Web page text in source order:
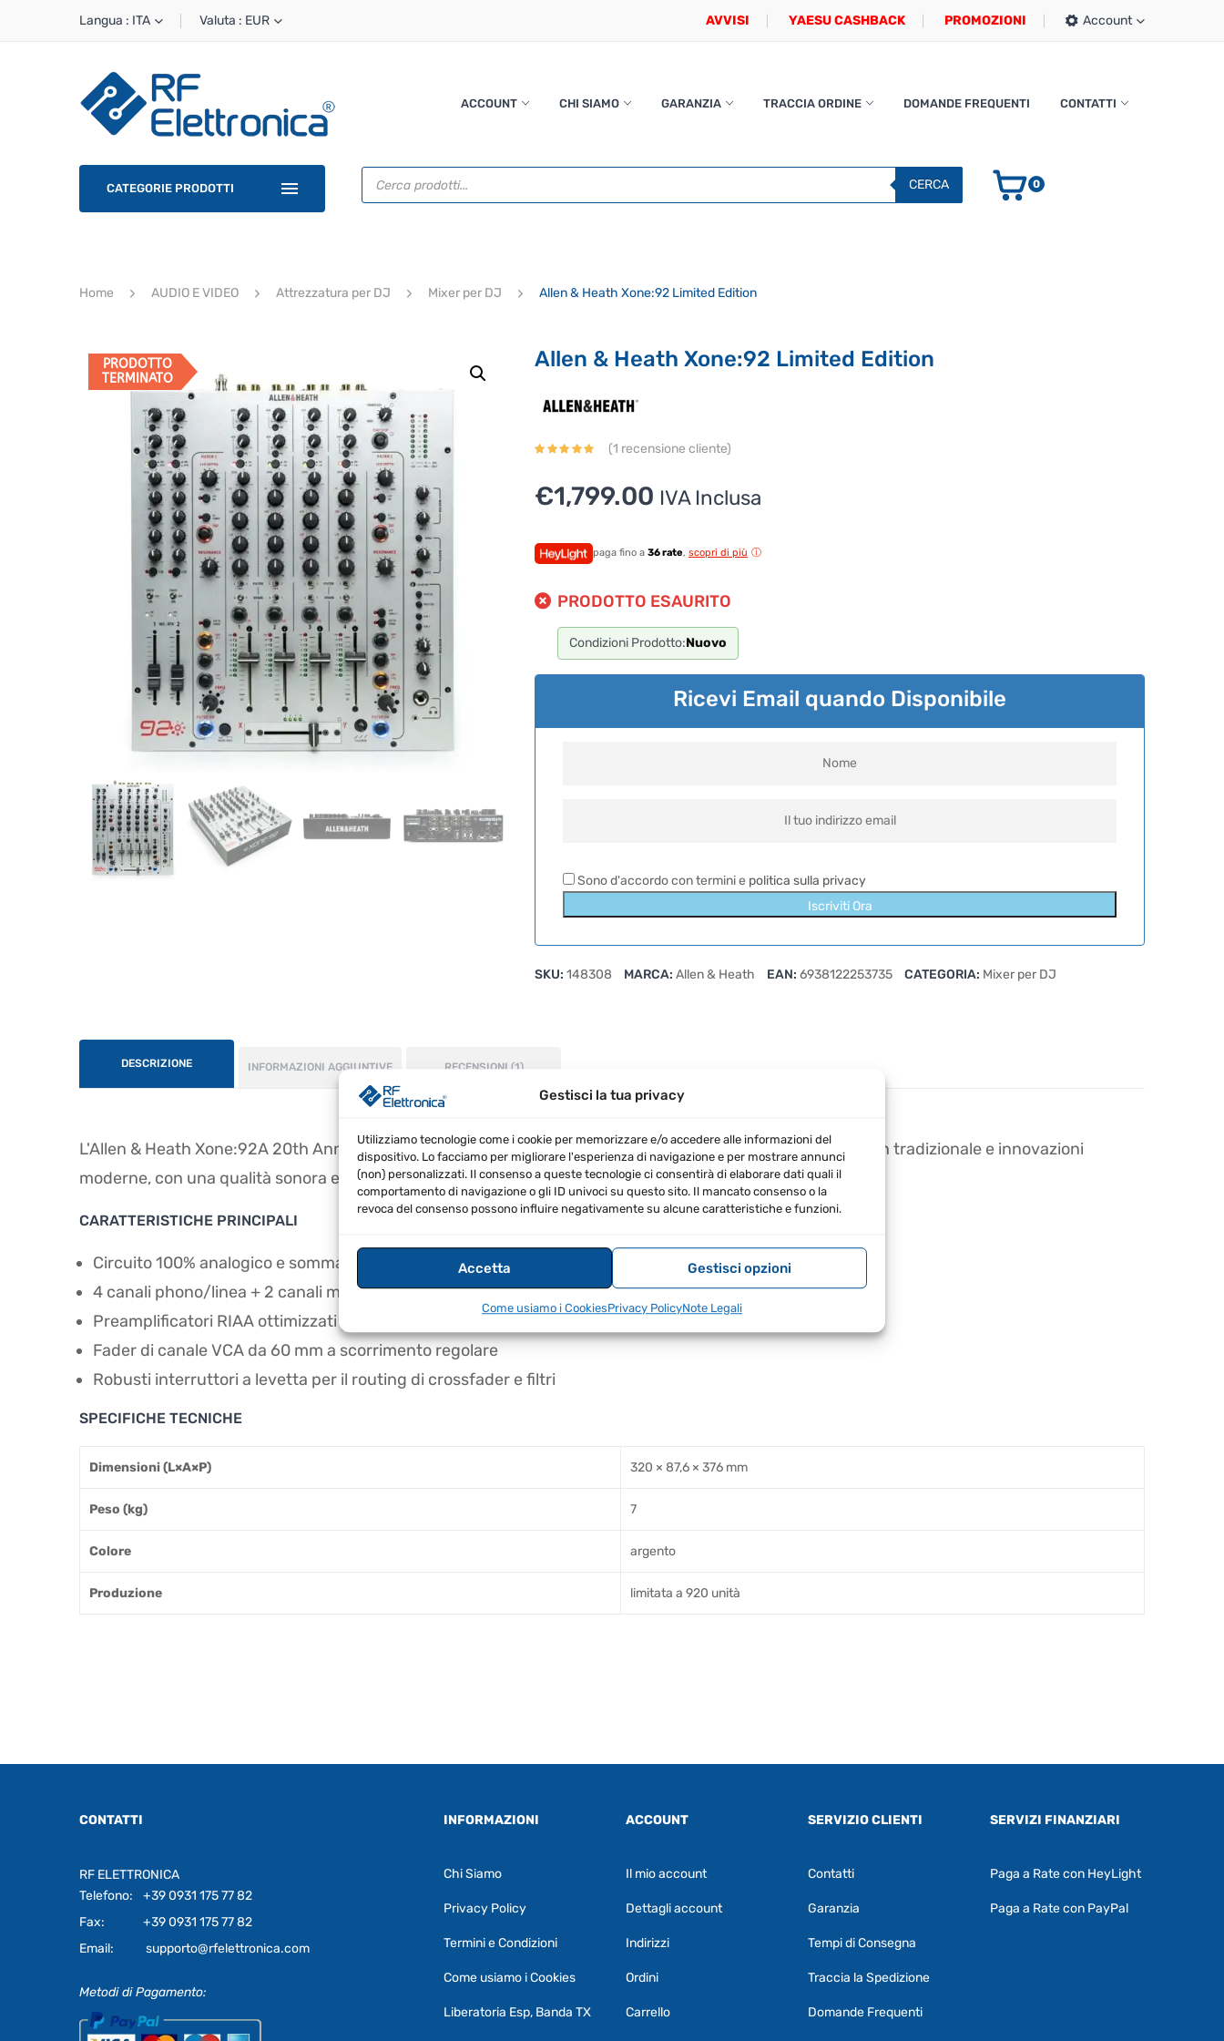
Gestisci la tua privacy
Utilizziamo tecnologie come i cookie per memorizzare e/o accedere alle informazioni del
dispositivo. Lo facciamo per migliorare l'esperienza di navigazione e per mostrare annunci
(non) personalizzati. Il consenso a queste tecnologie ci consentirà di elaborare dati quali il
comportamento di navigazione o gli ID univoci su questo sito. Il mancato consenso o la
revoca del consenso possono influire negativamente su alcune caratteristiche e funzioni.
Accetta Gestisci opzioni
Come usiamo i CookiesPrivacy PolicyNote Legali
Langua : ITA Valuta : EUR AVVISI YAESU CASHBACK PROMOZIONI Account
ACCOUNT CHI SIAMO GARANZIA TRACCIA ORDINE DOMANDE FREQUENTI CONTATTI
CATEGORIE PRODOTTI
Ricerca
prodotti
CERCA 0
Home AUDIO E VIDEO Attrezzatura per DJ Mixer per DJ Allen & Heath Xone:92 Limited Edition
PRODOTTO
TERMINATO
Allen & Heath Xone:92 Limited Edition
(1 recensione cliente)
€1,799.00 IVA Inclusa
paga fino a 36 rate, scopri di più
PRODOTTO ESAURITO
Condizioni Prodotto:Nuovo
Ricevi Email quando Disponibile
Sono d'accordo con termini e politica sulla privacy
Iscriviti Ora
SKU: 148308 MARCA: Allen & Heath EAN: 6938122253735 CATEGORIA: Mixer per DJ
DESCRIZIONE INFORMAZIONI AGGIUNTIVE RECENSIONI (1)
L'Allen & Heath Xone:92A 20th Anniversary Limited Edition è un mixer analogico per DJ che combina design tradizionale e innovazioni
moderne, con una qualità sonora eccezionale.
CARATTERISTICHE PRINCIPALI
Circuito 100% analogico e sommatoria del bus di missaggio
4 canali phono/linea + 2 canali mic/linea
Preamplificatori RIAA ottimizzati per i DJ del vinile
Fader di canale VCA da 60 mm a scorrimento regolare
Robusti interruttori a levetta per il routing di crossfader e filtri
SPECIFICHE TECNICHE
Dimensioni (L×A×P) 320 × 87,6 × 376 mm
Peso (kg) 7
Colore argento
Produzione limitata a 920 unità
CONTATTI
RF ELETTRONICA
Telefono:
+39 0931 175 77 82
Fax:
+39 0931 175 77 82
Email:
supporto@rfelettronica.com
Metodi di Pagamento:
INFORMAZIONI
Chi Siamo
Privacy Policy
Termini e Condizioni
Come usiamo i Cookies
Liberatoria Esp, Banda TX
ACCOUNT
Il mio account
Dettagli account
Indirizzi
Ordini
Carrello
SERVIZIO CLIENTI
Contatti
Garanzia
Tempi di Consegna
Traccia la Spedizione
Domande Frequenti
SERVIZI FINANZIARI
Paga a Rate con HeyLight
Paga a Rate con PayPal
RF Assist
Puoi chiedermi informazioni generali o
specifiche su certi prodotti.
prodotto